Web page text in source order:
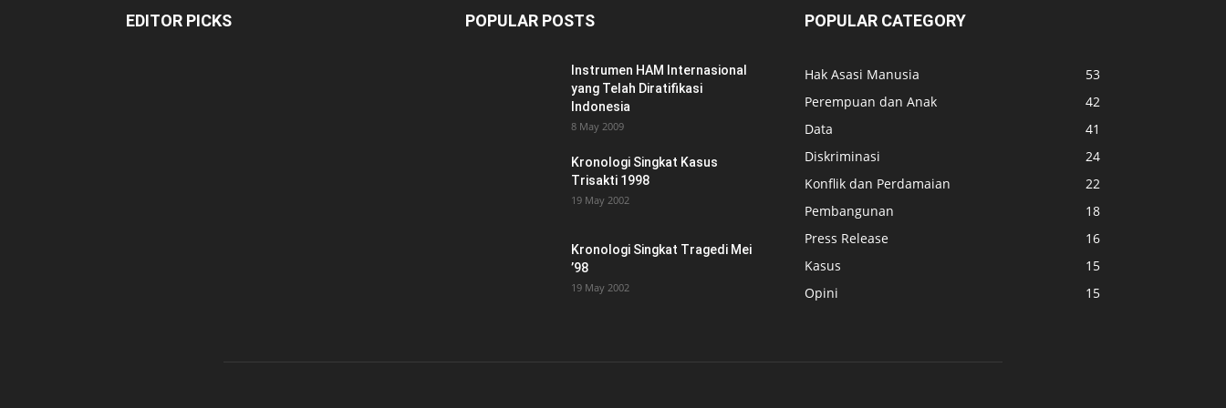
EDITOR PICKS POPULAR POSTS
Instrumen HAM Internasional
yang Telah Diratifikasi
Indonesia
8 May 2009
Kronologi Singkat Kasus
Trisakti 1998
19 May 2002
Kronologi Singkat Tragedi Mei
’98
19 May 2002
POPULAR CATEGORY
Hak Asasi Manusia
53
Perempuan dan Anak
42
Data
41
Diskriminasi
24
Konflik dan Perdamaian
22
Pembangunan
18
Press Release
16
Kasus
15
Opini
15